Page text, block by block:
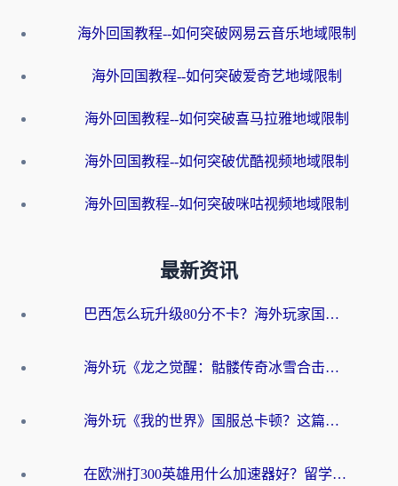
海外回国教程--如何突破网易云音乐地域限制
海外回国教程--如何突破爱奇艺地域限制
海外回国教程--如何突破喜马拉雅地域限制
海外回国教程--如何突破优酷视频地域限制
海外回国教程--如何突破咪咕视频地域限制
最新资讯
巴西怎么玩升级80分不卡？海外玩家国服游戏加速器终极指南（附避坑技巧）
海外玩《龙之觉醒：骷髅传奇冰雪合击》延迟高？这篇指南帮你解决卡顿烦恼！
海外玩《我的世界》国服总卡顿？这篇我的世界游戏加速器指南帮你解决所有问题
在欧洲打300英雄用什么加速器好？留学生亲测有效的解决方案来了